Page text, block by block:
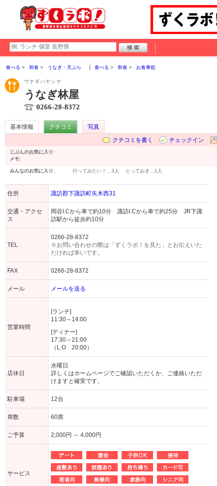
食べる 和食 うなぎ・天ぷら 食べる 和食 お食事処
ウナギハヤシヤ
うなぎ林屋
0266-28-8372
基本情報 クチコミ
写真
クチコミを書く
チェックイン
じぶんのお気に入り:
メモ:
みんなのお気に入り: 行ってみたい！… 3人 とっておき… 1人
住所 諏訪郡下諏訪町矢木西31
交通・アクセ
ス
岡谷I.Cから車で約10分 諏訪I.Cから車で約25分 JR下諏
訪駅から徒歩約10分
TEL
0266-28-8372
※お問い合わせの際は「ずくラボ！を見た」とお伝えいた
だければ幸いです。
FAX 0266-28-8372
メール メールを送る
営業時間
[ランチ]
11:30～14:00
[ディナー]
17:30～21:00
（L.O 20:00）
店休日
水曜日
詳しくはホームページでご確認いただくか、ご連絡いただ
けますと確実です。
駐車場 12台
席数 60席
ご予算 2,000円 ～ 4,000円
サービス